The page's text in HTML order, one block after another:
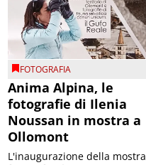
FOTOGRAFIA
Anima Alpina, le
fotografie di Ilenia
Noussan in mostra a
Ollomont
L'inaugurazione della mostra